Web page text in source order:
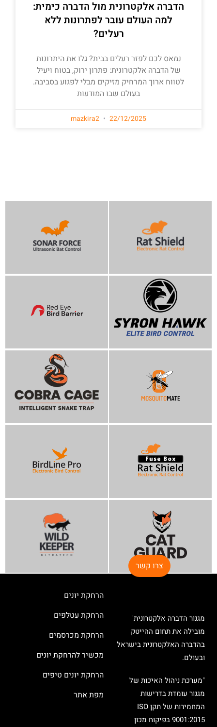
הדברה אלקטרונית מול הדברה כימית:
למה העולם עובר לפתרונות ללא
רעלים?
נמאס לכם לפזר רעלים בבית? גלו את היתרונות
של הדברה אלקטרונית: פתרון ירוק, בטוח ויעיל
לטווח ארוך המרחיק מזיקים מבלי לפגוע בסביבה.
בעולם שבו המודעות
mazkira2 22/12/2025
צרו קשר
מגנור הדברה אלקטרונית"
מובילה את תחום ההייטק
בהדברה האלקטרונית בישראל
ובעולם.
"מערכת ניהול האיכות של
מגנור עומדת בדרישות
המחמירות של תקן ISO
9001:2015 בפיקוח מכון
הרחקת יונים
הרחקת עטלפים
הרחקת מכרסמים
מכשיר להרחקת יונים
הרחקת יונים טיפים
מפת אתר